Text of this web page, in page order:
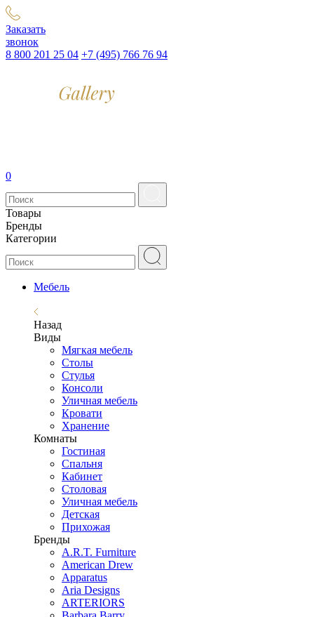
Заказать
звонок
8 800 201 25 04 +7 (495) 766 76 94
0
Товары
Бренды
Категории
Мебель
Назад
Виды
Мягкая мебель
Столы
Стулья
Консоли
Уличная мебель
Кровати
Хранение
Комнаты
Гостиная
Спальня
Кабинет
Столовая
Уличная мебель
Детская
Прихожая
Бренды
A.R.T. Furniture
American Drew
Apparatus
Aria Designs
ARTERIORS